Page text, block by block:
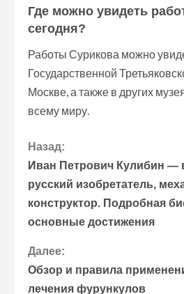
Где можно увидеть
сегодня?
Работы Сурикова можно
Государственной
Москве, а также в других
всему миру.
П
р
о
о
Назад:
Иван Петрович Кулибин
русский изобретатель,
конструктор. Подробная
основные достижения
Далее:
Обзор и правила
лечения фурункулов